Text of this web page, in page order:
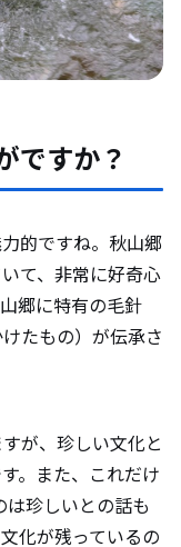
ですか？
的ですね。秋山郷
て、非常に好奇心
郷に特有の毛針
たもの）が伝承さ
が、珍しい文化と
。また、これだけ
珍しいとの話も
化が残っているの